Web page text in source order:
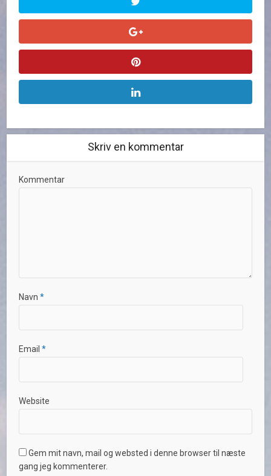
Skriv en kommentar
Kommentar
Navn *
Email *
Website
Gem mit navn, mail og websted i denne browser til næste
gang jeg kommenterer.